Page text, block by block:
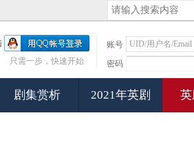
账号
密码
只需一步，快速开始
剧集赏析 2021年英剧